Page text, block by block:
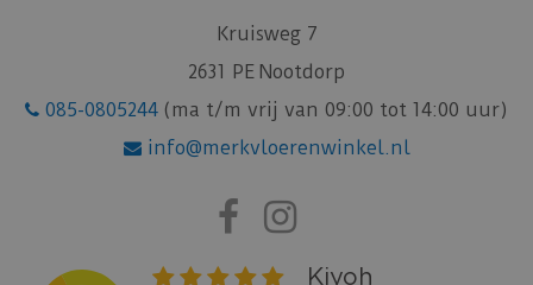
Kruisweg 7
2631 PE Nootdorp
085-0805244 (ma t/m vrij van 09:00 tot 14:00 uur)
info@merkvloerenwinkel.nl